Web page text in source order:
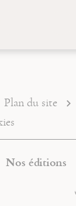
Plan du site
Nos éditions